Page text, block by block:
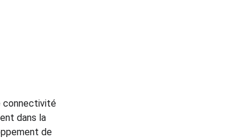
connectivité
dans la
de